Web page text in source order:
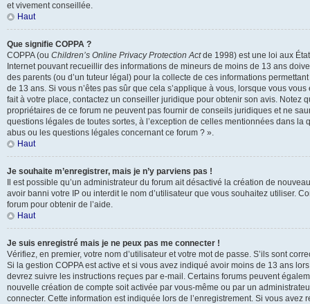
et vivement conseillée.
Haut
Que signifie COPPA ?
COPPA (ou Children’s Online Privacy Protection Actde 1998) est une loi aux
Internet pouvant recueillir des informations de mineurs de moins de 13 ans
des parents (ou d’un tuteur légal) pour la collecte de ces informations
de 13 ans. Si vous n’êtes pas sûr que cela s’applique à vous, lorsque vous
fait à votre place, contactez un conseiller juridique pour obtenir son avis. Notez
propriétaires de ce forum ne peuvent pas fournir de conseils juridiques et ne
questions légales de toutes sortes, à l’exception de celles mentionnées dans la
abus ou les questions légales concernant ce forum ? ».
Haut
Je souhaite m’enregistrer, mais je n’y parviens pas !
Il est possible qu’un administrateur du forum ait désactivé la création de
avoir banni votre IP ou interdit le nom d’utilisateur que vous souhaitez utiliser.
forum pour obtenir de l’aide.
Haut
Je suis enregistré mais je ne peux pas me connecter !
Vérifiez, en premier, votre nom d’utilisateur et votre mot de passe. S’ils sont
Si la gestion COPPA est active et si vous avez indiqué avoir moins de 13 ans
devrez suivre les instructions reçues par e-mail. Certains forums peuvent
nouvelle création de compte soit activée par vous-même ou par un
connecter. Cette information est indiquée lors de l’enregistrement. Si vous avez